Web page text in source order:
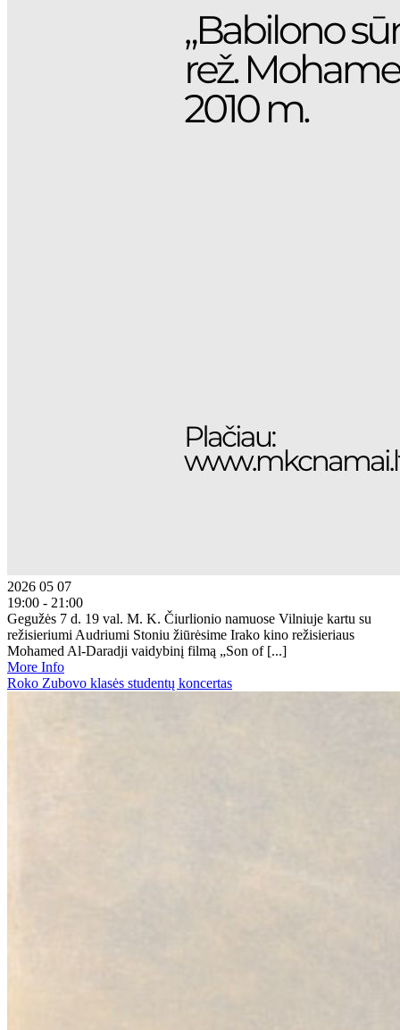
2026 05 07
19:00 - 21:00
Gegužės 7 d. 19 val. M. K. Čiurlionio namuose Vilniuje kartu su
režisieriumi Audriumi Stoniu žiūrėsime Irako kino režisieriaus
Mohamed Al-Daradji vaidybinį filmą „Son of [...]
More Info
Roko Zubovo klasės studentų koncertas